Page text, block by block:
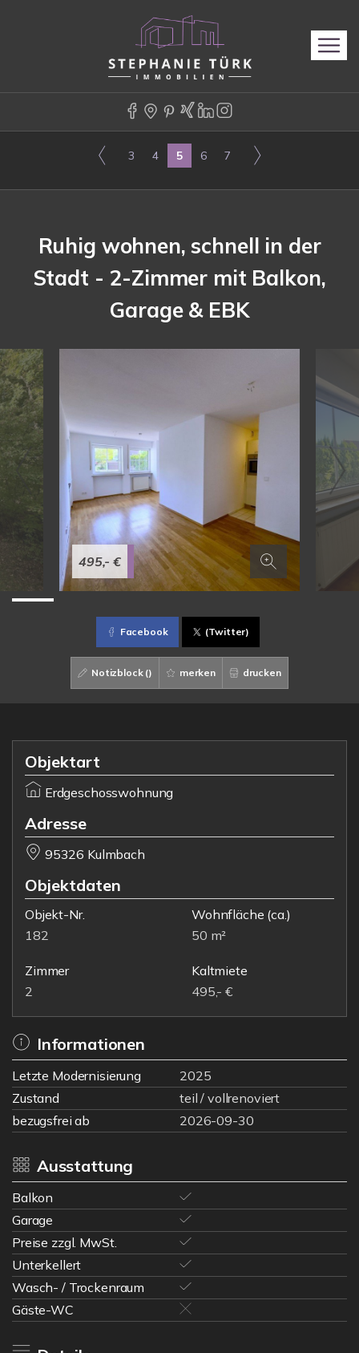
3 4 5 6 7
Ruhig wohnen, schnell in der
Stadt - 2-Zimmer mit Balkon,
Garage & EBK
495,- €
Facebook (Twitter)
Notizblock () merken drucken
Objektart
Erdgeschosswohnung
Adresse
95326 Kulmbach
Objektdaten
Objekt-Nr.
182
Wohnfläche (ca.)
50 m²
Zimmer
2
Kaltmiete
495,- €
Informationen
Letzte Modernisierung
2025
Zustand
teil / vollrenoviert
bezugsfrei ab
2026-09-30
Ausstattung
Balkon
Garage
Preise zzgl. MwSt.
Unterkellert
Wasch- / Trockenraum
Gäste-WC